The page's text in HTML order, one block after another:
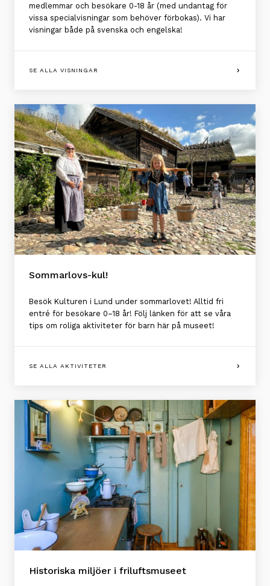
medlemmar och besökare 0-18 år (med undantag för
vissa specialvisningar som behöver förbokas). Vi har
visningar både på svenska och engelska!
SE ALLA VISNINGAR
Sommarlovs-kul!
Besök Kulturen i Lund under sommarlovet! Alltid fri
entré för besökare 0–18 år! Följ länken för att se våra
tips om roliga aktiviteter för barn här på museet!
SE ALLA AKTIVITETER
Historiska miljöer i friluftsmuseet